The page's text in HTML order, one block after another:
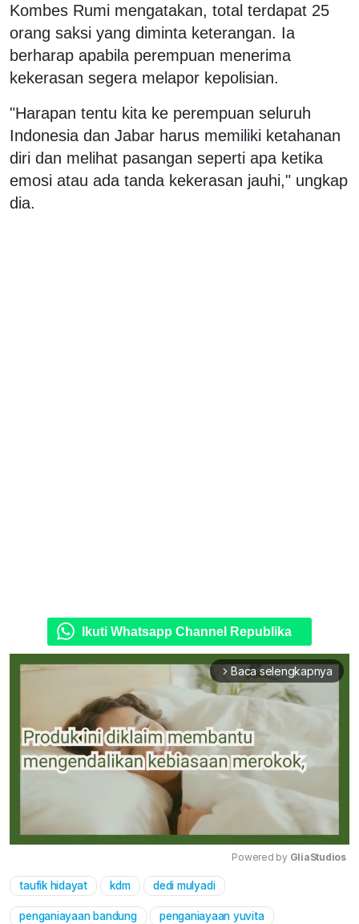
Kombes Rumi mengatakan, total terdapat 25
orang saksi yang diminta keterangan. Ia
berharap apabila perempuan menerima
kekerasan segera melapor kepolisian.
"Harapan tentu kita ke perempuan seluruh
Indonesia dan Jabar harus memiliki ketahanan
diri dan melihat pasangan seperti apa ketika
emosi atau ada tanda kekerasan jauhi," ungkap
dia.
Ikuti Whatsapp Channel Republika
arrow_forward_ios Baca selengkapnya
Powered by GliaStudios
taufik hidayat kdm dedi mulyadi
penganiayaan bandung penganiayaan yuvita